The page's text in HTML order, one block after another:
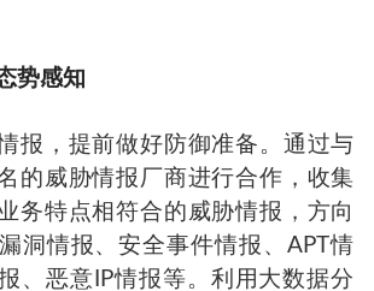
势感知
报，提前做好防御准备。通过与
的威胁情报厂商进行合作，收集
务特点相符合的威胁情报，方向
洞情报、安全事件情报、APT情
、恶意IP情报等。利用大数据分